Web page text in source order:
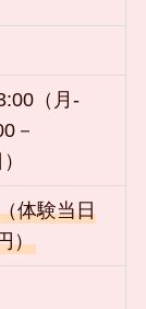
（月-
－
体験当日
）